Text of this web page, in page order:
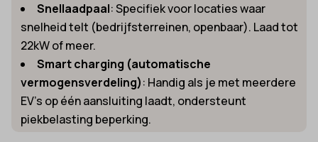
Snellaadpaal: Specifiek voor locaties waar
snelheid telt (bedrijfsterreinen, openbaar). Laad tot
22kW of meer.
Smart charging (automatische
vermogensverdeling): Handig als je met meerdere
EV’s op één aansluiting laadt, ondersteunt
piekbelasting beperking.